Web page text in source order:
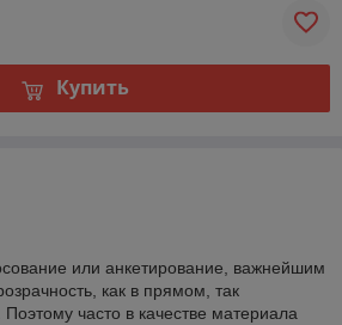
Купить
или анкетирование, важнейшим
как в прямом, так
часто в качестве материала